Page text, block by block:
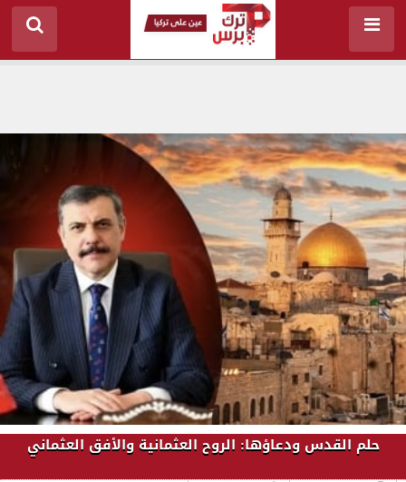
حلم القدس ودعاؤها: الروح العثمانية والأفق العثماني